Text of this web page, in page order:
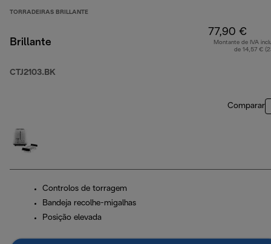
TORRADEIRAS BRILLANTE
Brillante
CTJ2103.BK
77,90 €
Montante de IVA
de 14,57 €
Comparar
Controlos de torragem
Bandeja recolhe-migalhas
Posição elevada